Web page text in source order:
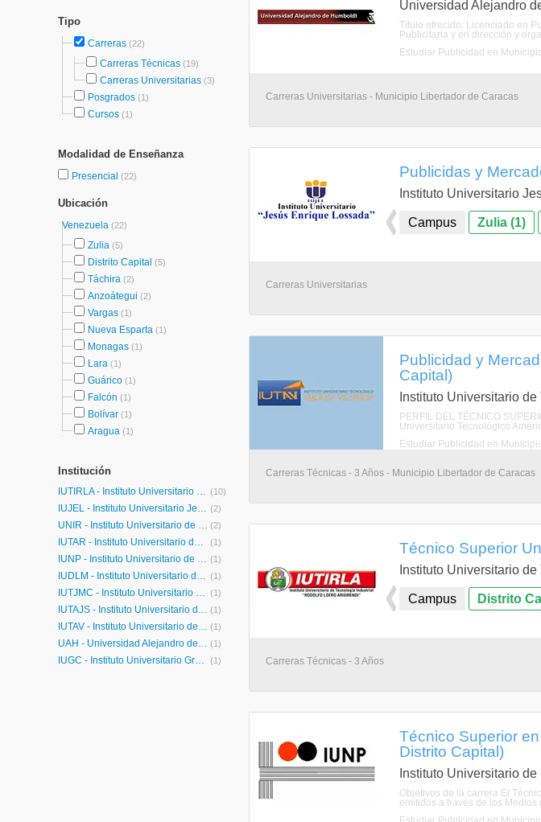
Tipo
Carreras (22)
Carreras Técnicas (19)
Carreras Universitarias (3)
Posgrados (1)
Cursos (1)
Modalidad de Enseñanza
Presencial (22)
Ubicación
Venezuela (22)
Zulia (5)
Distrito Capital (5)
Táchira (2)
Anzoátegui (2)
Vargas (1)
Nueva Esparta (1)
Monagas (1)
Lara (1)
Guárico (1)
Falcón (1)
Bolívar (1)
Aragua (1)
Institución
IUTIRLA - Instituto Universitario de Tecnología Industrial Rodolfo Loero Arismendi (10)
IUJEL - Instituto Universitario Jesús Enrique Lossada (2)
UNIR - Instituto Universitario de Tecnología READIC (2)
IUTAR - Instituto Universitario de Tecnología Antonio Ricaurte (1)
IUNP - Instituto Universitario de Nuevas Profesiones (1)
IUDLM - Instituto Universitario de Diseño Las Mercedes (1)
IUTJMC - Instituto Universitario de Tecnología José María Carreño (1)
IUTAJS - Instituto Universitario de Tecnología Antonio José de Sucre (1)
IUTAV - Instituto Universitario de Tecnología Américo Vespucio (1)
UAH - Universidad Alejandro de Humboldt (1)
IUGC - Instituto Universitario Gran Colombia (1)
Universidad Alejandro
Título ofrecido: Licenciado en
Publicitaria y en dirección y
Estudiar Publicidad en
Carreras Universitarias - Municipio Libertador de Caracas
Publicidas y
Instituto Universitario
Campus Zulia (1)
Carreras Universitarias
Publicidad y
Capital)
Instituto Universitario
PERFIL DEL TÉCNICO
Universitario Tecnológico
Estudiar Publicidad en
Carreras Técnicas - 3 Años - Municipio Libertador de Caracas
Técnico Superior
Instituto Universitario
Campus Distrito
Carreras Técnicas - 3 Años
Técnico Superior
Distrito Capital)
Instituto Universitario
Objetivos de la carrera El
emitidos a través de los